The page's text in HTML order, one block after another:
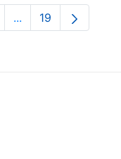
TAB to navigate.
...Intermediate
Page
19